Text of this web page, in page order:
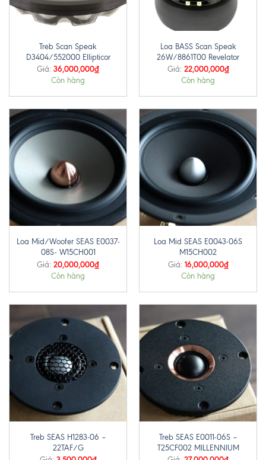
Treb Scan Speak
D3404/552000 Ellipticor
Giá: 36,000,000₫
Còn hàng
Loa BASS Scan Speak
26W/8861T00 Revelator
Giá: 22,000,000₫
Còn hàng
Loa Mid/Woofer SEAS E0037-
08S- W15CH001
Giá: 20,000,000₫
Còn hàng
Loa Mid SEAS E0043-06S
M15CH002
Giá: 16,000,000₫
Còn hàng
Treb SEAS H1283-06 –
22TAF/G
Treb SEAS E0011-06S –
T25CF002 MILLENNIUM